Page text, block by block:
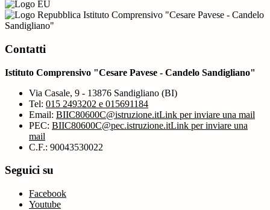
Istituto Comprensivo "Cesare Pavese - Candelo
Sandigliano"
Contatti
Istituto Comprensivo "Cesare Pavese - Candelo Sandigliano"
Via Casale, 9 - 13876 Sandigliano (BI)
Tel: 015 2493202 e 015691184
Email: BIIC80600C@istruzione.itLink per inviare una mail
PEC: BIIC80600C@pec.istruzione.itLink per inviare una
mail
C.F.: 90043530022
Seguici su
Facebook
Youtube